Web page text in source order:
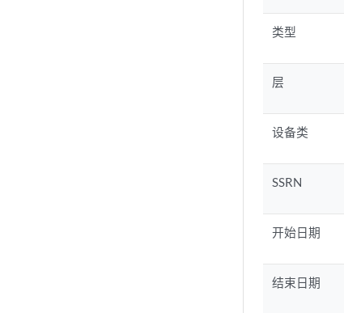
类型
层
设备类
SSRN
开始日期
结束日期